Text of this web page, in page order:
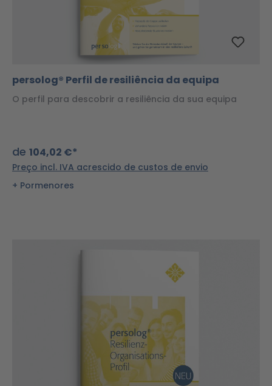
persolog® Perfil de resiliência da equipa
O perfil para descobrir a resiliência da sua equipa
de 104,02 €*
Preço incl. IVA acrescido de custos de envio
Pormenores